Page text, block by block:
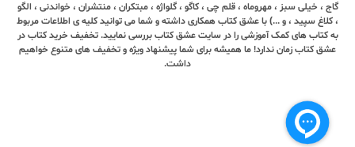
گاج ، خیلی سبز ، مهروماه ، قلم چی ، کاگو ، گلواژه ، مبتکران ، منتشران ، خواندنی ، الگو
، کلاغ سپید ، و ...) با عشق کتاب همکاری داشته و شما می توانید کلیه ی اطلاعات مربوط
به کتاب های کمک آموزشی را در سایت عشق کتاب بررسی نمایید. تخفیف خرید کتاب در
عشق کتاب زمان ندارد! ما همیشه برای شما پیشنهاد ویژه و تخفیف های متنوع خواهیم
داشت.